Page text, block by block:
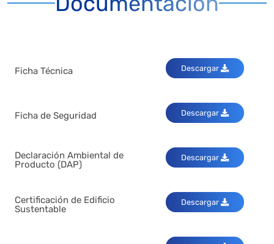
Ficha Técnica Descargar
Ficha de Seguridad Descargar
Declaración Ambiental de
Producto (DAP)
Descargar
Certificación de Edificio
Sustentable
Descargar